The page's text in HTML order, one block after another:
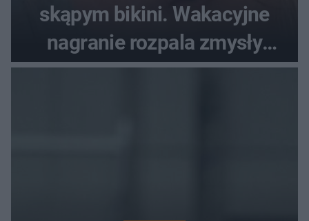
skąpym bikini. Wakacyjne
nagranie rozpala zmysły
fanów